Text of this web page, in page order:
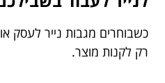
כשבוחרים מגבות נייר לעסק
רק לקנות מוצר.